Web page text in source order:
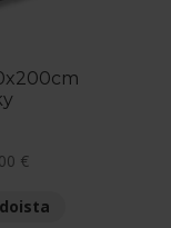
€Hintaluokka:
-